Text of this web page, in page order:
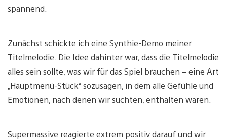
spannend.
Zunächst schickte ich eine Synthie-Demo meiner
Titelmelodie. Die Idee dahinter war, dass die Titelmelodie
alles sein sollte, was wir für das Spiel brauchen – eine Art
„Hauptmenü-Stück“ sozusagen, in dem alle Gefühle und
Emotionen, nach denen wir suchten, enthalten waren.
Supermassive reagierte extrem positiv darauf und wir